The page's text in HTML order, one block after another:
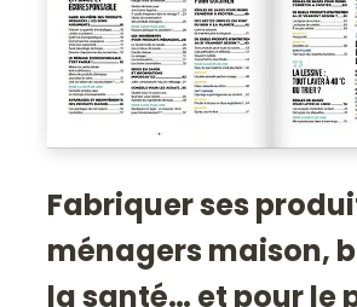
Fabriquer ses
ménagers maison,
la santé… et pour le